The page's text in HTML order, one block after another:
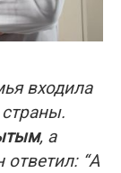
входила
, а
ответил: “А